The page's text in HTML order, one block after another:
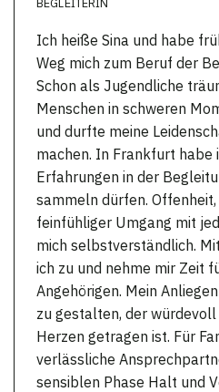
Ich heiße Sina und habe
Weg mich zum Beruf der
Schon als Jugendliche
Menschen in schweren
und durfte meine
machen. In Frankfurt habe
Erfahrungen in der
sammeln dürfen.
feinfühliger Umgang mit
mich selbstverständlich.
ich zu und nehme mir Zeit
Angehörigen. Mein
zu gestalten, der
Herzen getragen ist. Für
verlässliche
sensiblen Phase Halt und